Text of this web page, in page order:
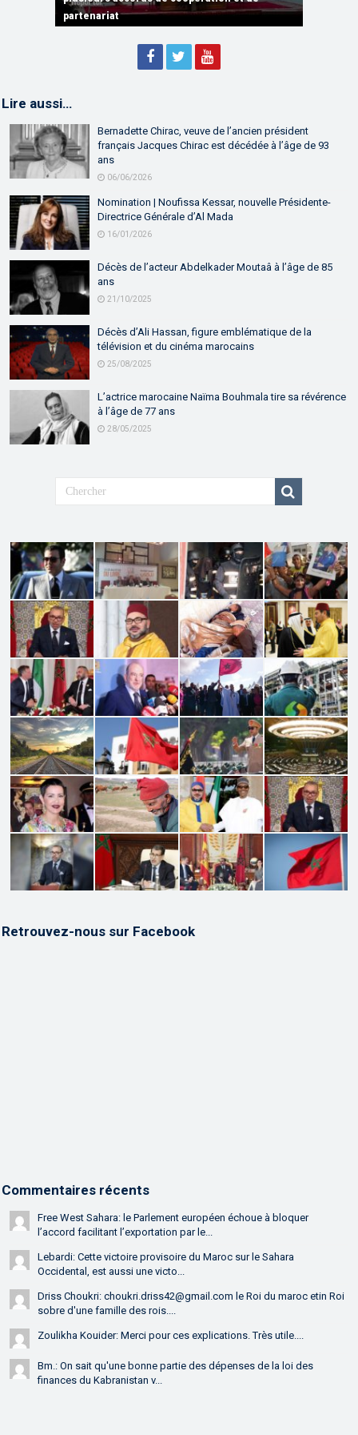
partenariat
Sébastien Lecornu premier ministre français
Discours de M. Aziz Akhannouch
Lire aussi…
Bernadette Chirac, veuve de l’ancien président
français Jacques Chirac est décédée à l’âge de 93
ans
06/06/2026
Nomination | Noufissa Kessar, nouvelle Présidente-
Directrice Générale d’Al Mada
16/01/2026
Décès de l’acteur Abdelkader Moutaâ à l’âge de 85
ans
21/10/2025
Décès d’Ali Hassan, figure emblématique de la
télévision et du cinéma marocains
25/08/2025
L’actrice marocaine Naïma Bouhmala tire sa révérence
à l’âge de 77 ans
28/05/2025
Retrouvez-nous sur Facebook
Commentaires récents
Free West Sahara: le Parlement européen échoue à bloquer
l’accord facilitant l’exportation par le...
Lebardi: Cette victoire provisoire du Maroc sur le Sahara
Occidental, est aussi une victo...
Driss Choukri: choukri.driss42@gmail.com le Roi du maroc etin Roi
sobre d'une famille des rois....
Zoulikha Kouider: Merci pour ces explications. Très utile....
Bm.: On sait qu'une bonne partie des dépenses de la loi des
finances du Kabranistan v...